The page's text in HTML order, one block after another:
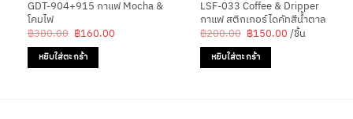
GDT-904+915 กาแฟ Mocha &
โคมไฟ
฿380.00 Original
price
was:
฿380.00.
฿160.00Current
หยิบใส่ตะกร้า
LSF-033 Coffee & Dripper
กาแฟ สติกเกอร์ไดคัทสีน้ำตาล
฿200.00 Original
price
was:
฿200.00.
฿150.00Current
price
/ชิ้น
หยิบใส่ตะกร้า